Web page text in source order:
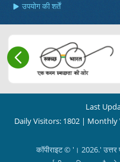
उपयोग की शर्तें
Last
Daily Visitors: 1802 | Monthly
कॉपीराइट © '। 2026.' उत्तर